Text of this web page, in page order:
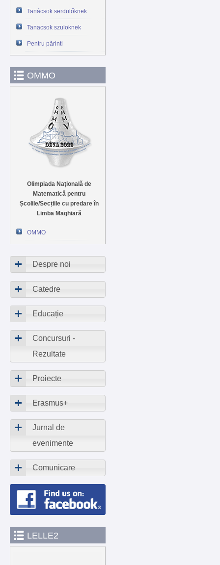
Tanácsok serdülőknek
Tanacsok szuloknek
Pentru părinti
OMMO
Olimpiada Națională de
Matematică pentru
Școlile/Secțiile cu predare în
Limba Maghiară
OMMO
Despre noi
Catedre
Educație
Concursuri -
Rezultate
Proiecte
Erasmus+
Jurnal de
evenimente
Comunicare
LELLE2